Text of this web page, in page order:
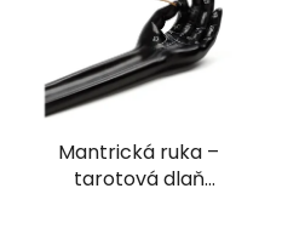
Mantrická ruka –
tarotová dlaň